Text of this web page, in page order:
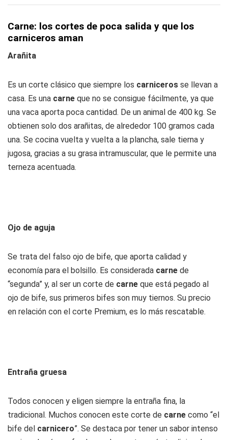
Carne: los cortes de poca salida y que los
carniceros aman
Arañita
Es un corte clásico que siempre los carniceros se llevan a
casa. Es una carne que no se consigue fácilmente, ya que
una vaca aporta poca cantidad. De un animal de 400 kg. Se
obtienen solo dos arañitas, de alrededor 100 gramos cada
una. Se cocina vuelta y vuelta a la plancha, sale tierna y
jugosa, gracias a su grasa intramuscular, que le permite una
terneza acentuada.
Ojo de aguja
Se trata del falso ojo de bife, que aporta calidad y
economía para el bolsillo. Es considerada carne de
“segunda” y, al ser un corte de carne que está pegado al
ojo de bife, sus primeros bifes son muy tiernos. Su precio
en relación con el corte Premium, es lo más rescatable.
Entraña gruesa
Todos conocen y eligen siempre la entraña fina, la
tradicional. Muchos conocen este corte de carne como “el
bife del carnicero”. Se destaca por tener un sabor intenso